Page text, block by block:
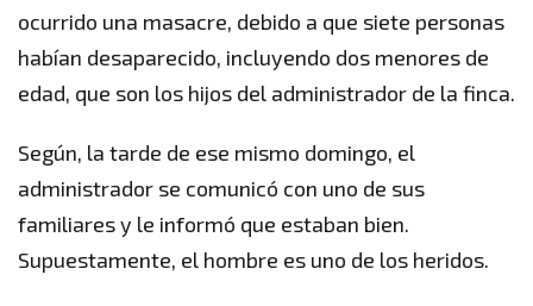
ocurrido una masacre, debido a que siete personas
habían desaparecido, incluyendo dos menores de
edad, que son los hijos del administrador de la finca.
Según, la tarde de ese mismo domingo, el
administrador se comunicó con uno de sus
familiares y le informó que estaban bien.
Supuestamente, el hombre es uno de los heridos.